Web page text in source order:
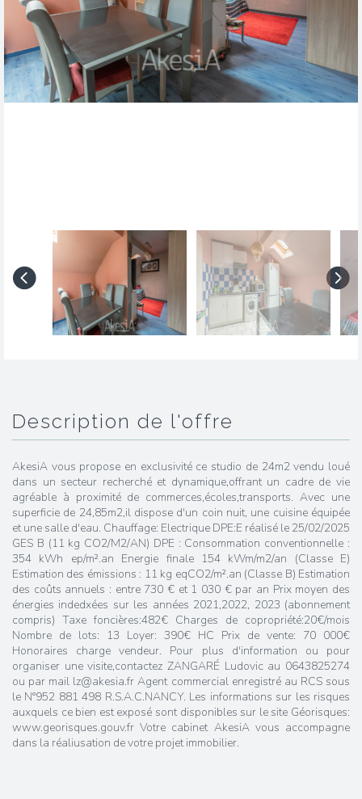
description de l'offre
AkesiA vous propose en exclusivité ce studio de 24m2 vendu loué
dans un secteur recherché et dynamique,offrant un cadre de vie
agréable à proximité de commerces,écoles,transports. Avec une
superficie de 24,85m2,il dispose d'un coin nuit, une cuisine équipée
et une salle d'eau. Chauffage: Electrique DPE:E réalisé le 25/02/2025
GES B (11 kg CO2/M2/AN) DPE : Consommation conventionnelle :
354 kWh ep/m².an Energie finale 154 kWm/m2/an (Classe E)
Estimation des émissions : 11 kg eqCO2/m².an (Classe B) Estimation
des coûts annuels : entre 730 € et 1 030 € par an Prix moyen des
énergies indedxées sur les années 2021,2022, 2023 (abonnement
compris) Taxe foncières:482€ Charges de copropriété:20€/mois
Nombre de lots: 13 Loyer: 390€ HC Prix de vente: 70 000€
Honoraires charge vendeur. Pour plus d'information ou pour
organiser une visite,contactez ZANGARÉ Ludovic au 0643825274
ou par mail lz@akesia.fr Agent commercial enregistré au RCS sous
le N°952 881 498 R.S.A.C.NANCY. Les informations sur les risques
auxquels ce bien est exposé sont disponibles sur le site Géorisques:
www.georisques.gouv.fr Votre cabinet AkesiA vous accompagne
dans la réaliusation de votre projet immobilier.